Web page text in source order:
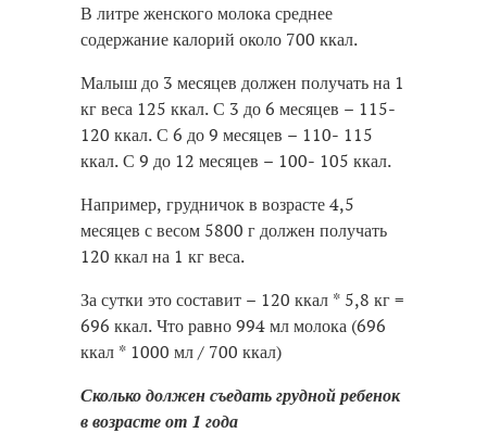
В литре женского молока среднее
содержание калорий около 700 ккал.
Малыш до 3 месяцев должен получать на 1
кг веса 125 ккал. С 3 до 6 месяцев – 115-
120 ккал. С 6 до 9 месяцев – 110- 115
ккал. С 9 до 12 месяцев – 100- 105 ккал.
Например, грудничок в возрасте 4,5
месяцев с весом 5800 г должен получать
120 ккал на 1 кг веса.
За сутки это составит – 120 ккал * 5,8 кг =
696 ккал. Что равно 994 мл молока (696
ккал * 1000 мл / 700 ккал)
Сколько должен съедать грудной ребенок
в возрасте от 1 года